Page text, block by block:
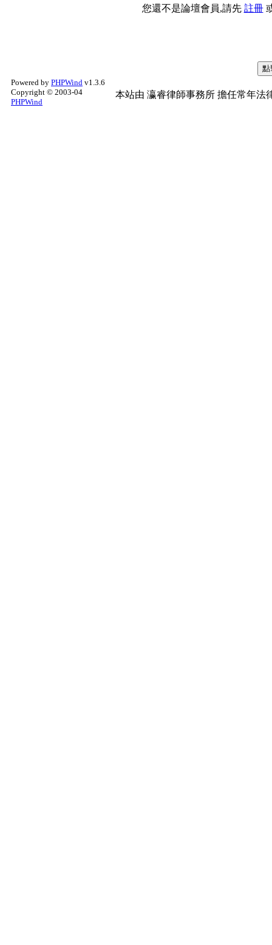
您還不是論壇會員,請先 註冊
Powered by PHPWind v1.3.6
Copyright © 2003-04
PHPWind
本站由 瀛睿律師事務所 擔任常年法